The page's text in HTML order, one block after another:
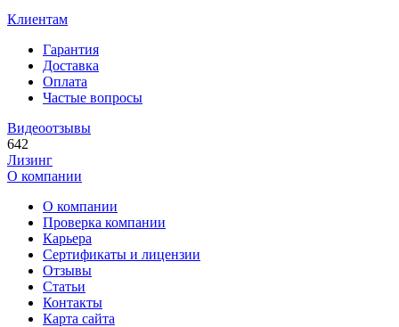
Клиентам
Гарантия
Доставка
Оплата
Частые вопросы
Видеоотзывы
642
Лизинг
О компании
О компании
Проверка компании
Карьера
Сертификаты и лицензии
Отзывы
Статьи
Контакты
Карта сайта